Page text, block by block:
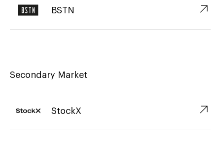
BSTN ↗︎
Secondary Market
StockX ↗︎